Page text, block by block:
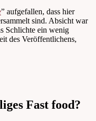
” aufgefallen, dass hier
sind. Absicht war
Schlichte ein wenig
des Veröffentlichens,
Fast food?